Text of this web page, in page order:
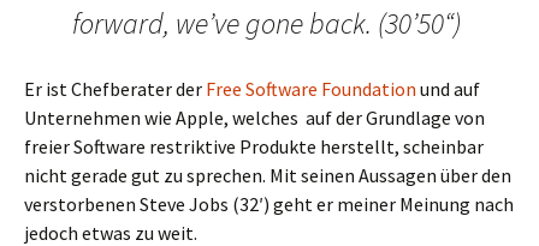
forward, we’ve gone back. (30’50“)
Er ist Chefberater der Free Software Foundation und auf
Unternehmen wie Apple, welches auf der Grundlage von
freier Software restriktive Produkte herstellt, scheinbar
nicht gerade gut zu sprechen. Mit seinen Aussagen über den
verstorbenen Steve Jobs (32′) geht er meiner Meinung nach
jedoch etwas zu weit.